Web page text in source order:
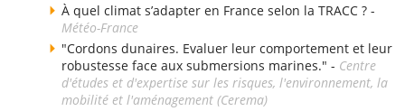
À quel climat s’adapter en France selon la TRACC ? -
Météo-France
"Cordons dunaires. Evaluer leur comportement et leur
robustesse face aux submersions marines." - Centre
d'études et d'expertise sur les risques, l'environnement, la
mobilité et l'aménagement (Cerema)